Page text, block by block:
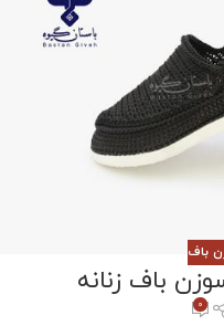
باف
باف زنانه
0